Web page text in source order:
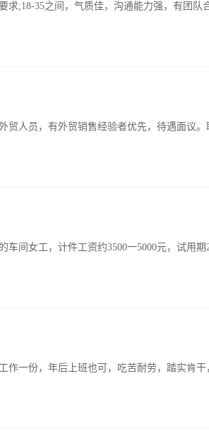
求;18-35之间，气质佳，沟通能力强，有团队
贸人员，有外贸销售经验者优先，待遇面议。
车间女工，计件工资约3500一5000元，试用
作一份，年后上班也可，吃苦耐劳，踏实肯